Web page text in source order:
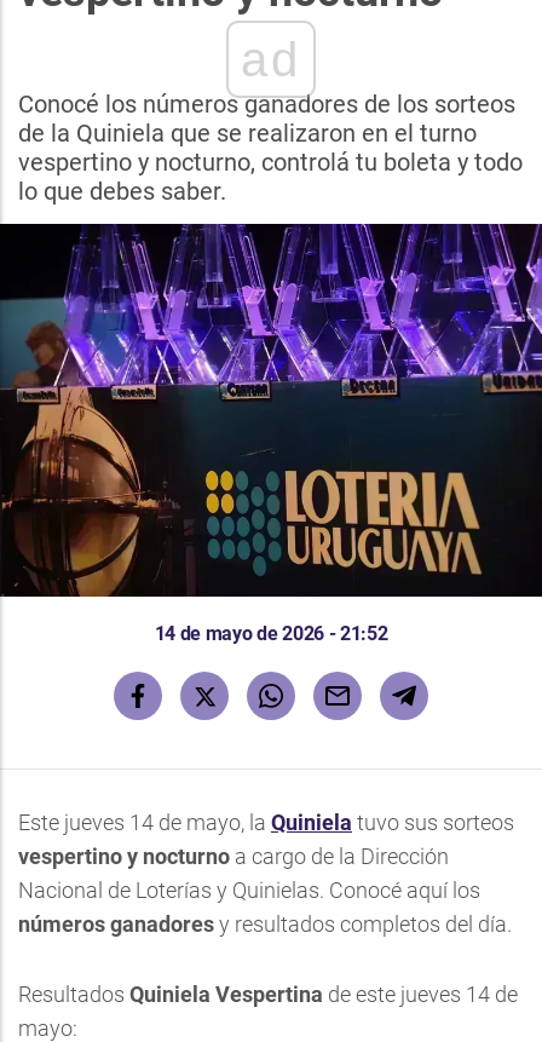
ad
Conocé los números ganadores de los sorteos
de la Quiniela que se realizaron en el turno
vespertino y nocturno, controlá tu boleta y todo
lo que debes saber.
14 de mayo de 2026 - 21:52
Este jueves 14 de mayo, la Quiniela tuvo sus sorteos
vespertino y nocturno a cargo de la Dirección
Nacional de Loterías y Quinielas. Conocé aquí los
números ganadoresy resultados completos del día.
Resultados Quiniela Vespertina de este jueves 14 de
mayo: